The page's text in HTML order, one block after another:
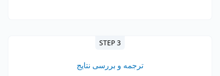
STEP 3
ترجمه و بررسی نتایج